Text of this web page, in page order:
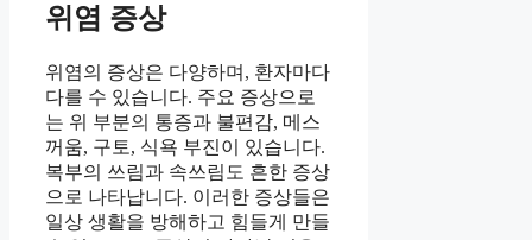
위염 증상
위염의 증상은 다양하며, 환자마다
다를 수 있습니다. 주요 증상으로
는 위 부분의 통증과 불편감, 메스
꺼움, 구토, 식욕 부진이 있습니다.
복부의 쓰림과 속쓰림도 흔한 증상
으로 나타납니다. 이러한 증상들은
일상 생활을 방해하고 힘들게 만들